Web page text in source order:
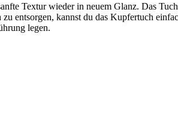
Textur wieder in neuem Glanz. Das
entsorgen, kannst du das Kupfertuch
legen.